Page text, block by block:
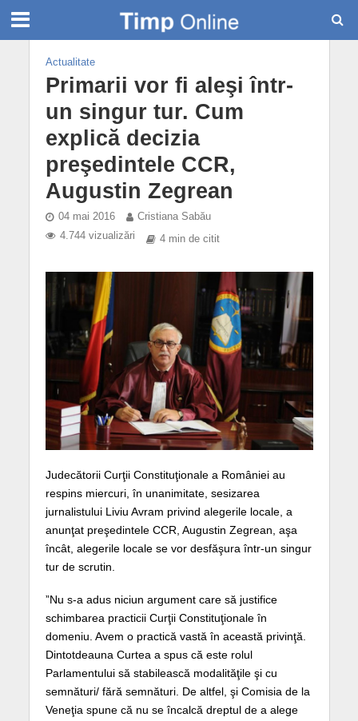
Actualitate
Primarii vor fi aleşi într-
un singur tur. Cum
explică decizia
preşedintele CCR,
Augustin Zegrean
04 mai 2016
Cristiana Sabău
4.744 vizualizări
4 min de citit
Judecătorii Curţii Constituţionale a României au
respins miercuri, în unanimitate, sesizarea
jurnalistului Liviu Avram privind alegerile locale, a
anunţat preşedintele CCR, Augustin Zegrean, aşa
încât, alegerile locale se vor desfăşura într-un singur
tur de scrutin.
”Nu s-a adus niciun argument care să justifice
schimbarea practicii Curţii Constituţionale în
domeniu. Avem o practică vastă în această privinţă.
Dintotdeauna Curtea a spus că este rolul
Parlamentului să stabilească modalităţile şi cu
semnături/ fără semnături. De altfel, şi Comisia de la
Veneţia spune că nu se încalcă dreptul de a alege